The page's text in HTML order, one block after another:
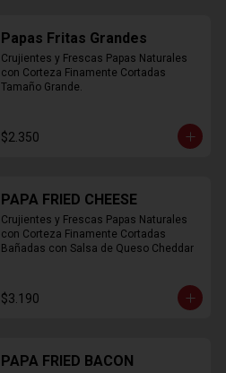
Papas Fritas Grandes
Crujientes y Frescas Papas Naturales
con Corteza Finamente Cortadas
Tamaño Grande.
$2.350
PAPA FRIED CHEESE
Crujientes y Frescas Papas Naturales
con Corteza Finamente Cortadas
Bañadas con Salsa de Queso Cheddar
$3.190
PAPA FRIED BACON